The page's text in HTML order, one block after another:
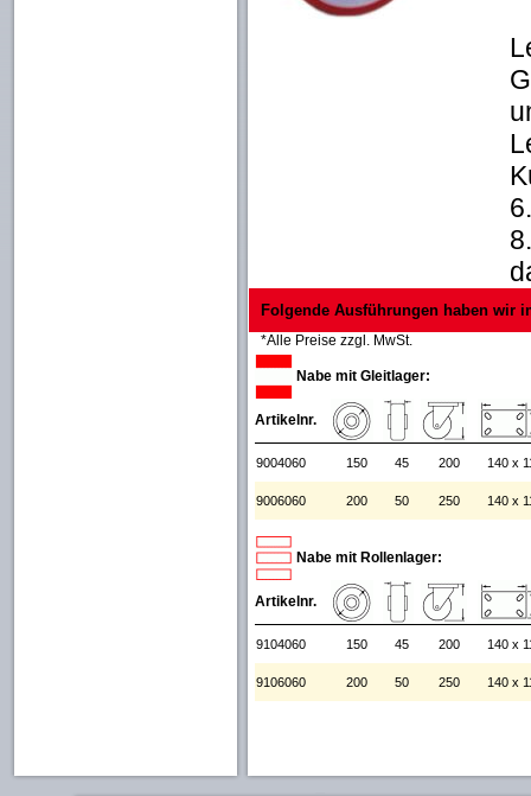
Folgende Ausführungen haben wir
*Alle Preise zzgl. MwSt.
Nabe mit Gleitlager:
Artikelnr.
9004060 150 45 200 140 x
9006060 200 50 250 140 x
Nabe mit Rollenlager:
Artikelnr.
9104060 150 45 200 140 x
9106060 200 50 250 140 x